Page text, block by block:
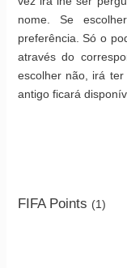
nome. Se
preferência. Só o
através do
escolher não, irá
antigo ficará
FIFA Points (1)